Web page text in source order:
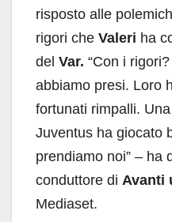
risposto alle
rigori che Valeri ha
del Var. “Con i
abbiamo presi. Loro
fortunati rimpalli.
Juventus ha giocato
prendiamo noi” – ha
conduttore di Avanti
Mediaset.